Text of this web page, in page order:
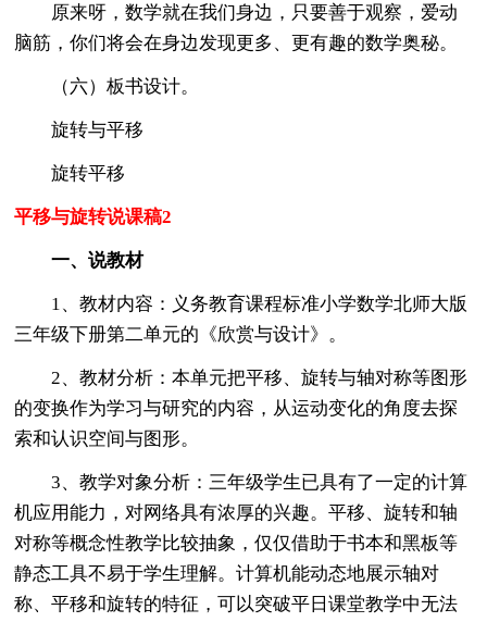
原来呀，数学就在我们身边，只要善于观察，爱动
脑筋，你们将会在身边发现更多、更有趣的数学奥秘。
（六）板书设计。
旋转与平移
旋转平移
平移与旋转说课稿2
一、说教材
1、教材内容：义务教育课程标准小学数学北师大版
三年级下册第二单元的《欣赏与设计》。
2、教材分析：本单元把平移、旋转与轴对称等图形
的变换作为学习与研究的内容，从运动变化的角度去探
索和认识空间与图形。
3、教学对象分析：三年级学生已具有了一定的计算
机应用能力，对网络具有浓厚的兴趣。平移、旋转和轴
对称等概念性教学比较抽象，仅仅借助于书本和黑板等
静态工具不易于学生理解。计算机能动态地展示轴对
称、平移和旋转的特征，可以突破平日课堂教学中无法